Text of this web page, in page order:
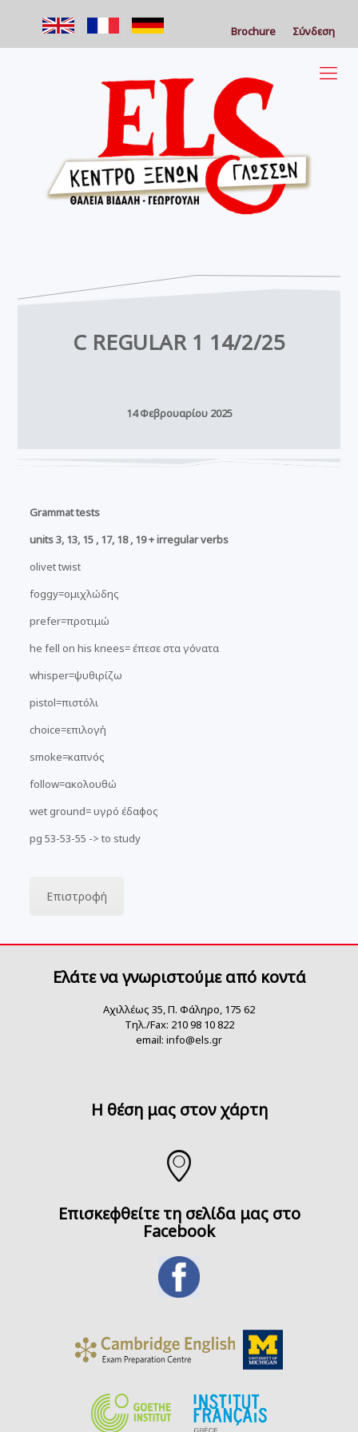
Brochure Σύνδεση
C REGULAR 1 14/2/25
14 Φεβρουαρίου 2025
Grammat tests
units 3, 13, 15 , 17, 18 , 19 + irregular verbs
olivet twist
foggy=ομιχλώδης
prefer=προτιμώ
he fell on his knees= έπεσε στα γόνατα
whisper=ψυθιρίζω
pistol=πιστόλι
choice=επιλογή
smoke=καπνός
follow=ακολουθώ
wet ground= υγρό έδαφος
pg 53-53-55 -> to study
Επιστροφή
Ελάτε να γνωριστούμε από κοντά
Αχιλλέως 35, Π. Φάληρο, 175 62
Τηλ./Fax: 210 98 10 822
email: info@els.gr
H θέση μας στον χάρτη
Επισκεφθείτε τη σελίδα μας στο
Facebook